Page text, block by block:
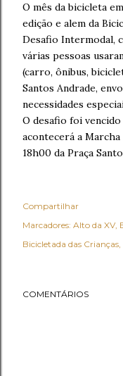
O mês da bicicleta
edição e alem da
Desafio Intermodal,
várias pessoas
(carro, ônibus,
Santos Andrade,
necessidades
O desafio foi
acontecerá a Marcha
18h00 da Praça
Compartilhar
Marcadores: Alto da XV
Bicicletada das Crianças
COMENTÁRIOS